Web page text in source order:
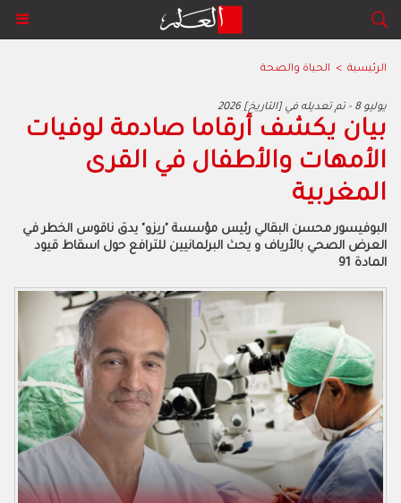
الرئيسية > الحياة والصحة
2026 يوليو 8 - تم تعديله في [التاريخ]
بيان يكشف أرقاما صادمة لوفيات
الأمهات والأطفال في القرى
المغربية
البوفيسور محسن البقالي رئيس مؤسسة "ريزو" يدق ناقوس الخطر في
العرض الصحي بالأرياف و يحث البرلمانيين للترافع حول اسقاط قيود
المادة 91